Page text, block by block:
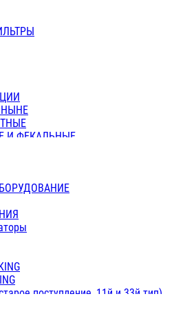
/ СОЕДИНИТЕЛЬНЫЕ
РЕЗЬБОЙ
ДВУХСЛ.
И ФЕКАЛЬНЫЕ
поступление, 11й и 33й тип)